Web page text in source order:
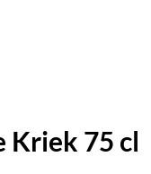
Kriek 75 cl